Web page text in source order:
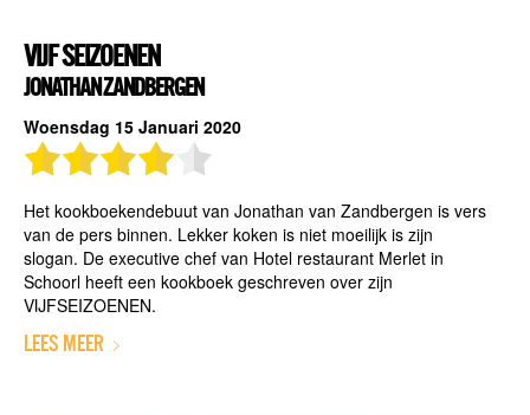
VIJF SEIZOENEN
JONATHAN ZANDBERGEN
Woensdag 15 Januari 2020
Het kookboekendebuut van Jonathan van Zandbergen is vers
van de pers binnen. Lekker koken is niet moeilijk is zijn
slogan. De executive chef van Hotel restaurant Merlet in
Schoorl heeft een kookboek geschreven over zijn
VIJFSEIZOENEN.
LEES MEER